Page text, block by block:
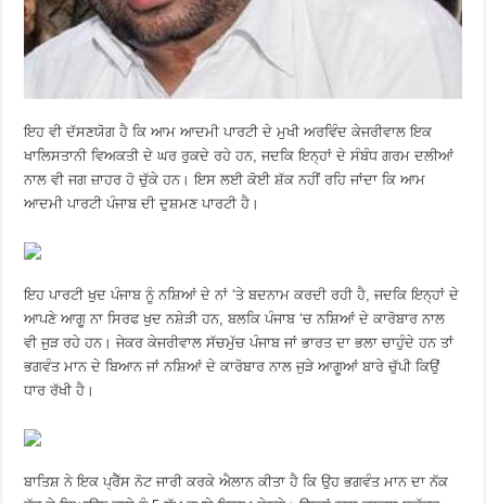
ਇਹ ਵੀ ਦੱਸਣਯੋਗ ਹੈ ਕਿ ਆਮ ਆਦਮੀ ਪਾਰਟੀ ਦੇ ਮੁਖੀ ਅਰਵਿੰਦ ਕੇਜਰੀਵਾਲ ਇਕ
ਖਾਲਿਸਤਾਨੀ ਵਿਅਕਤੀ ਦੇ ਘਰ ਰੁਕਦੇ ਰਹੇ ਹਨ, ਜਦਕਿ ਇਨ੍ਹਾਂ ਦੇ ਸੰਬੰਧ ਗਰਮ ਦਲੀਆਂ
ਨਾਲ ਵੀ ਜਗ ਜ਼ਾਹਰ ਹੋ ਚੁੱਕੇ ਹਨ। ਇਸ ਲਈ ਕੋਈ ਸ਼ੱਕ ਨਹੀਂ ਰਹਿ ਜਾਂਦਾ ਕਿ ਆਮ
ਆਦਮੀ ਪਾਰਟੀ ਪੰਜਾਬ ਦੀ ਦੁਸ਼ਮਣ ਪਾਰਟੀ ਹੈ।
ਇਹ ਪਾਰਟੀ ਖੁਦ ਪੰਜਾਬ ਨੂੰ ਨਸ਼ਿਆਂ ਦੇ ਨਾਂ ‘ਤੇ ਬਦਨਾਮ ਕਰਦੀ ਰਹੀ ਹੈ, ਜਦਕਿ ਇਨ੍ਹਾਂ ਦੇ
ਆਪਣੇ ਆਗੂ ਨਾ ਸਿਰਫ ਖੁਦ ਨਸ਼ੇੜੀ ਹਨ, ਬਲਕਿ ਪੰਜਾਬ ‘ਚ ਨਸ਼ਿਆਂ ਦੇ ਕਾਰੋਬਾਰ ਨਾਲ
ਵੀ ਜੁੜ ਰਹੇ ਹਨ। ਜੇਕਰ ਕੇਜਰੀਵਾਲ ਸੱਚਮੁੱਚ ਪੰਜਾਬ ਜਾਂ ਭਾਰਤ ਦਾ ਭਲਾ ਚਾਹੁੰਦੇ ਹਨ ਤਾਂ
ਭਗਵੰਤ ਮਾਨ ਦੇ ਬਿਆਨ ਜਾਂ ਨਸ਼ਿਆਂ ਦੇ ਕਾਰੋਬਾਰ ਨਾਲ ਜੁੜੇ ਆਗੂਆਂ ਬਾਰੇ ਚੁੱਪੀ ਕਿਉਂ
ਧਾਰ ਰੱਖੀ ਹੈ।
ਬਾਤਿਸ਼ ਨੇ ਇਕ ਪ੍ਰੈੱਸ ਨੋਟ ਜਾਰੀ ਕਰਕੇ ਐਲਾਨ ਕੀਤਾ ਹੈ ਕਿ ਉਹ ਭਗਵੰਤ ਮਾਨ ਦਾ ਨੱਕ